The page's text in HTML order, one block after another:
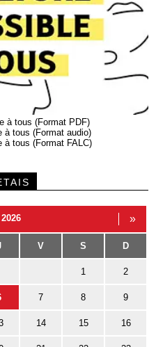
à tous (Format PDF)
à tous (Format audio)
à tous (Format FALC)
»
V S D
1 2
7 8 9
14 15 16